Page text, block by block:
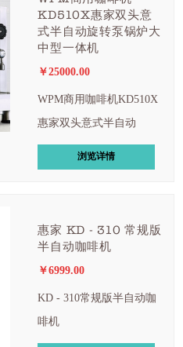
KD510X惠家双头意
式半自动旋转泵锅炉大
中型一体机
￥25000.00
WPM商用咖啡机KD510X
惠家双头意式半自动
浏览详情
惠家 KD - 310 常规版
半自动咖啡机
￥6999.00
KD - 310常规版半自动咖
啡机